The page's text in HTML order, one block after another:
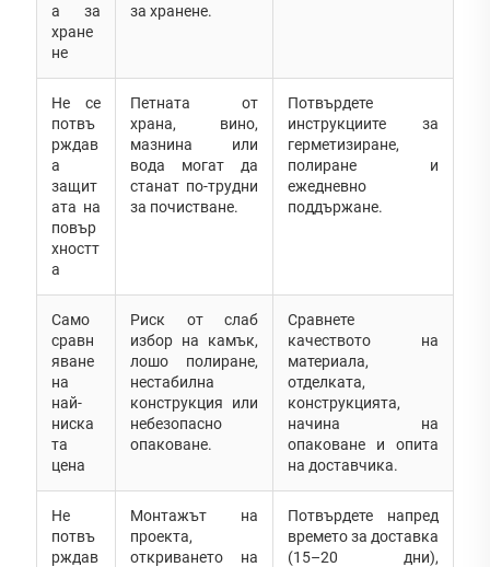
а за
хране
не
за хранене.
Не се
потвъ
рждав
а
защит
ата на
повър
хностт
а
Петната от
храна, вино,
мазнина или
вода могат да
станат по-трудни
за почистване.
Потвърдете
инструкциите за
герметизиране,
полиране и
ежедневно
поддържане.
Само
сравн
яване
на
най-
ниска
та
цена
Риск от слаб
избор на камък,
лошо полиране,
нестабилна
конструкция или
небезопасно
опаковане.
Сравнете
качеството на
материала,
отделката,
конструкцията,
начина на
опаковане и опита
на доставчика.
Не
потвъ
рждав
Монтажът на
проекта,
откриването на
Потвърдете напред
времето за доставка
(15–20 дни),